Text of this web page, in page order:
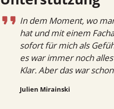
In dem Moment, wo
hat und mit einem
sofort für mich als
es war immer noch
Klar. Aber das war
Julien Mirainski